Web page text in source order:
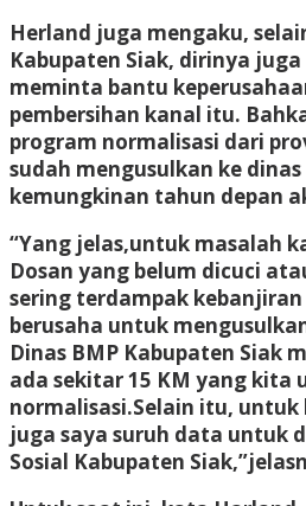
Herland juga mengaku,
Kabupaten Siak, dirinya
meminta bantu
pembersihan kanal itu.
program normalisasi dari
sudah mengusulkan ke
kemungkinan tahun depan
“Yang jelas,untuk masalah
Dosan yang belum dicuci
sering terdampak
berusaha untuk
Dinas BMP Kabupaten Siak
ada sekitar 15 KM yang kita
normalisasi.Selain itu,
juga saya suruh data untuk
Sosial Kabupaten